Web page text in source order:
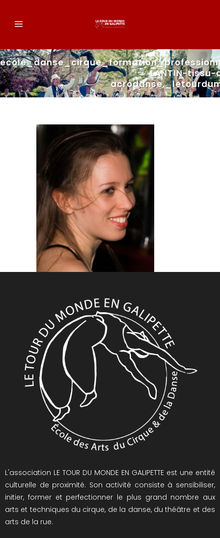
LANTIN-
L'association LE TOUR DU MONDE EN GALIPETTE est une entité
culturelle de proximité. Son activité consiste à sensibiliser,
initier, former et perfectionner le plus grand nombre aux
arts et techniques du cirque, de la danse, du théâtre et des
arts de la rue.